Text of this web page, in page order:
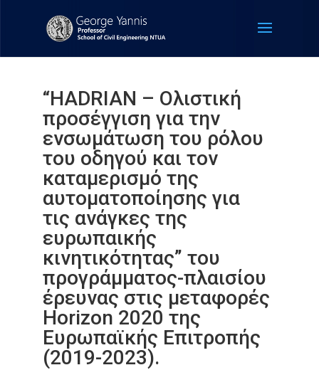
“HADRIAN – Ολιστική
προσέγγιση για την
ενσωμάτωση του ρόλου
του οδηγού και τον
καταμερισμό της
αυτοματοποίησης για
τις ανάγκες της
ευρωπαικής
κινητικότητας” του
προγράμματος-πλαισίου
έρευνας στις μεταφορές
Horizon 2020 της
Ευρωπαϊκής Επιτροπής
(2019-2023).